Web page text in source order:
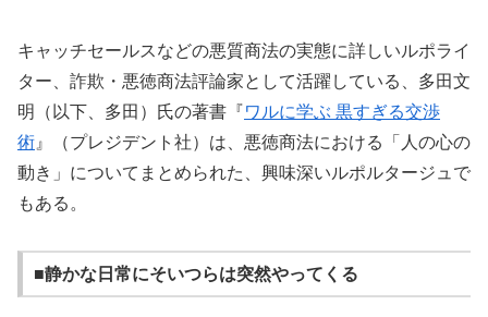
キャッチセールスなどの悪質商法の実態に詳しいルポライ
ター、詐欺・悪徳商法評論家として活躍している、多田文
明（以下、多田）氏の著書『ワルに学ぶ 黒すぎる交渉
術 』（プレジデント社）は、悪徳商法における「人の心の
動き」についてまとめられた、興味深いルポルタージュで
もある。
■静かな日常にそいつらは突然やってくる